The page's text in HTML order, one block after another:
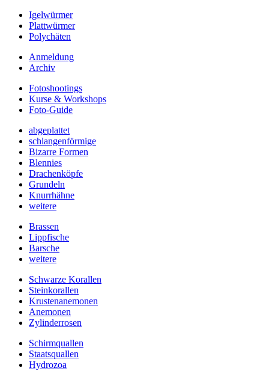
Igelwürmer
Plattwürmer
Polychäten
Anmeldung
Archiv
Fotoshootings
Kurse & Workshops
Foto-Guide
abgeplattet
schlangenförmige
Bizarre Formen
Blennies
Drachenköpfe
Grundeln
Knurrhähne
weitere
Brassen
Lippfische
Barsche
weitere
Schwarze Korallen
Steinkorallen
Krustenanemonen
Anemonen
Zylinderrosen
Schirmquallen
Staatsquallen
Hydrozoa